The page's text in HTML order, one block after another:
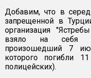
Добавим, что в
запрещенной в
организация
взяло на себя
произошедший 7
которого погибли
полицейских).